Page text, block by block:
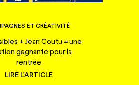
ET CRÉATIVITÉ
+ Jean Coutu = une
gagnante pour la
rentrée
LIRE L'ARTICLE